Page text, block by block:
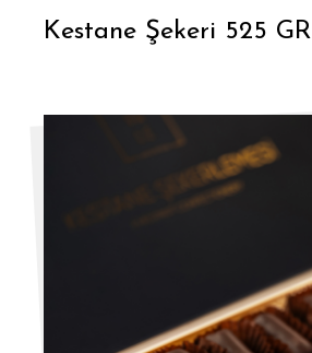
Kestane Şekeri 525 GR